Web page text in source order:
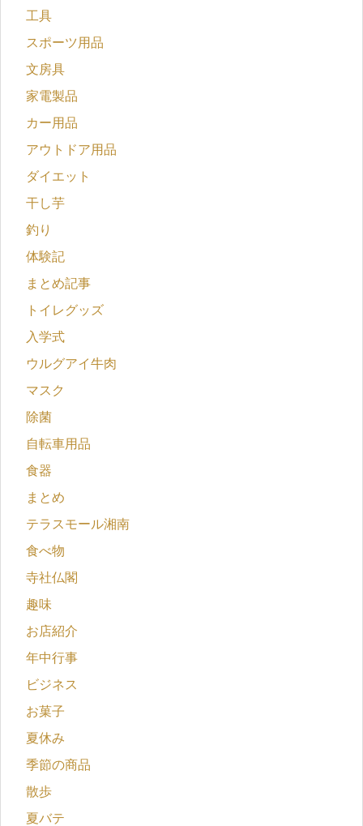
工具
スポーツ用品
文房具
家電製品
カー用品
アウトドア用品
ダイエット
干し芋
釣り
体験記
まとめ記事
トイレグッズ
入学式
ウルグアイ牛肉
マスク
除菌
自転車用品
食器
まとめ
テラスモール湘南
食べ物
寺社仏閣
趣味
お店紹介
年中行事
ビジネス
お菓子
夏休み
季節の商品
散歩
夏バテ